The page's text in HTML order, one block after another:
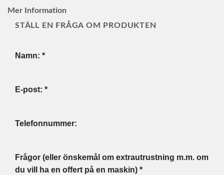
Mer Information
STÄLL EN FRÅGA OM PRODUKTEN
Namn: *
E-post: *
Telefonnummer:
Frågor (eller önskemål om extrautrustning m.m. om
du vill ha en offert på en maskin) *